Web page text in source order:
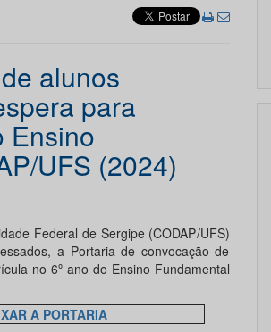
alunos
para
Ensino
UFS (2024)
Federal de Sergipe (CODAP/UFS)
a Portaria de convocação de
no 6º ano do Ensino Fundamental
A PORTARIA